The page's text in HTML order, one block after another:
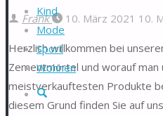
Kind
Mode
Sport
Wohnen
Suche
Frank 10. März 2021 10.
Herzlich willkommen bei
Zementmörtel und worauf
meistverkauftesten Produkte
diesem Grund finden Sie auf